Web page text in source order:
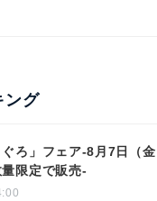
ング
ぐろ」フェア-8月7日（金
限定で販売-